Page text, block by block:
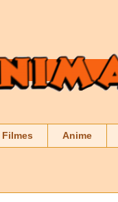
Filmes Anime